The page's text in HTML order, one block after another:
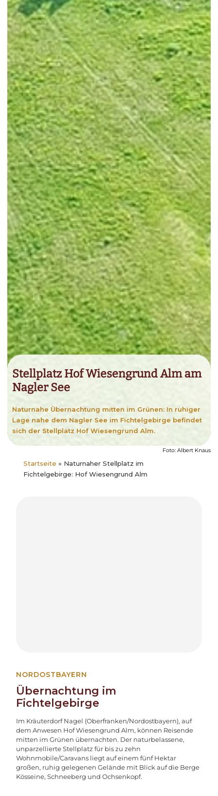
Stellplatz Hof Wiesengrund Alm am
Nagler See
Naturnahe Übernachtung mitten im Grünen: In ruhiger
Lage nahe dem Nagler See im Fichtelgebirge befindet
sich der Stellplatz Hof Wiesengrund Alm.
Foto: Albert Knaus
Startseite » Naturnaher Stellplatz im
Fichtelgebirge: Hof Wiesengrund Alm
NORDOSTBAYERN
Übernachtung im
Fichtelgebirge
Im Kräuterdorf Nagel (Oberfranken/Nordostbayern), auf
dem Anwesen Hof Wiesengrund Alm, können Reisende
mitten im Grünen übernachten. Der naturbelassene,
unparzellierte Stellplatz für bis zu zehn
Wohnmobile/Caravans liegt auf einem fünf Hektar
großen, ruhig gelegenen Gelände mit Blick auf die Berge
Kösseine, Schneeberg und Ochsenkopf.